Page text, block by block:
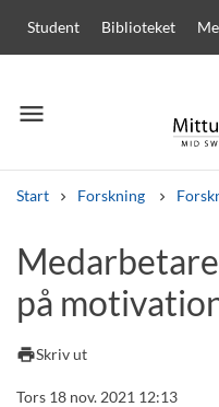
Student Biblioteket
menu
Meny
Start Forskning
Andra söktjänster
Kurser och program
på
printSkriv ut
Tors 18 nov. 2021 12:13